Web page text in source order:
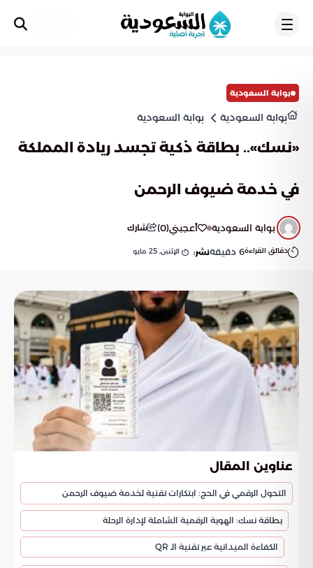
بوابة السعودية
بوابة السعودية بوابة السعودية
«نسك».. بطاقة ذكية تجسد ريادة المملكة
في خدمة ضيوف الرحمن
بوابة السعودية أعجبني(
0
) شارك
دقائق القراءة6 دقيقةنشر: الإثنين, 25 مايو
عناوين المقال
التحول الرقمي في الحج: ابتكارات تقنية لخدمة ضيوف الرحمن
بطاقة نسك: الهوية الرقمية الشاملة لإدارة الرحلة
الكفاءة الميدانية عبر تقنية الـ QR